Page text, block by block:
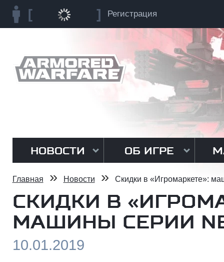
Регистрация
НОВОСТИ ОБ ИГРЕ
Главная » Новости » Скидки в «Игромаркете»:
СКИДКИ В
МАШИНЫ СЕРИИ
10.01.2019